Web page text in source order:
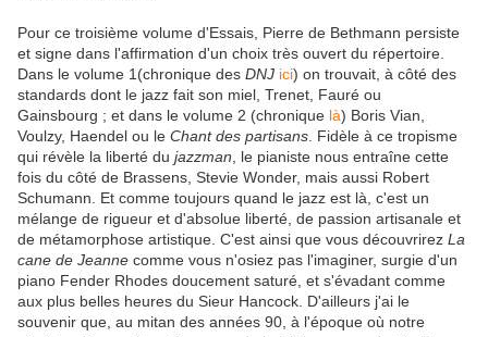
Pour ce troisième volume d'Essais, Pierre de Bethmann persiste
et signe dans l'affirmation d'un choix très ouvert du répertoire.
Dans le volume 1(chronique des DNJ ici) on trouvait, à côté des
standards dont le jazz fait son miel, Trenet, Fauré ou
Gainsbourg ; et dans le volume 2 (chronique là) Boris Vian,
Voulzy, Haendel ou le Chant des partisans . Fidèle à ce tropisme
qui révèle la liberté du jazzman , le pianiste nous entraîne cette
fois du côté de Brassens, Stevie Wonder, mais aussi Robert
Schumann. Et comme toujours quand le jazz est là, c'est un
mélange de rigueur et d'absolue liberté, de passion artisanale et
de métamorphose artistique. C'est ainsi que vous découvrirez La
cane de Jeanne comme vous n'osiez pas l'imaginer, surgie d'un
piano Fender Rhodes doucement saturé, et s'évadant comme
aux plus belles heures du Sieur Hancock. D'ailleurs j'ai le
souvenir que, au mitan des années 90, à l'époque où notre